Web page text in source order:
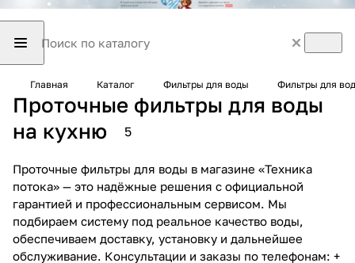
Главная Каталог Фильтры для воды Фильтры для
Проточные фильтры для воды
на кухню
5
Проточные фильтры для воды в магазине «Техника
потока» — это надёжные решения с официальной
гарантией и профессиональным сервисом. Мы
подбираем систему под реальное качество воды,
обеспечиваем доставку, установку и дальнейшее
обслуживание. Консультации и заказы по телефонам: +